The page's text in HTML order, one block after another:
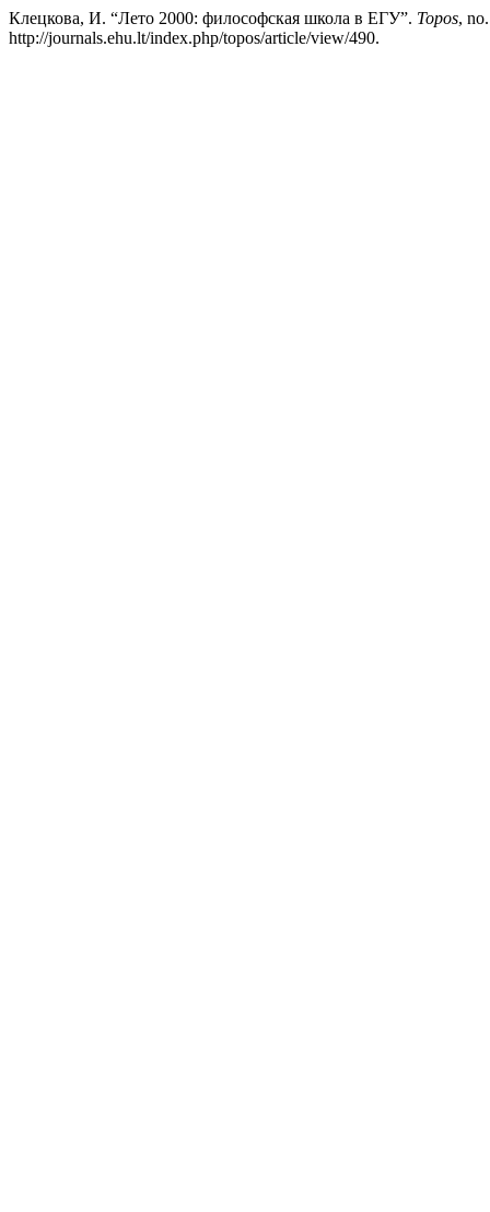
Клецкова, И. “Лето 2000: философская школа в ЕГУ”. Topos,
http://journals.ehu.lt/index.php/topos/article/view/490.